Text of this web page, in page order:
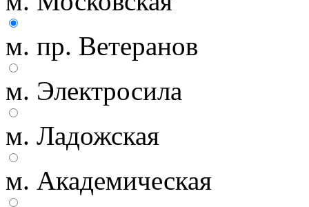
м. пр. Ветеранов
м. Электросила
м. Ладожская
м. Академическая